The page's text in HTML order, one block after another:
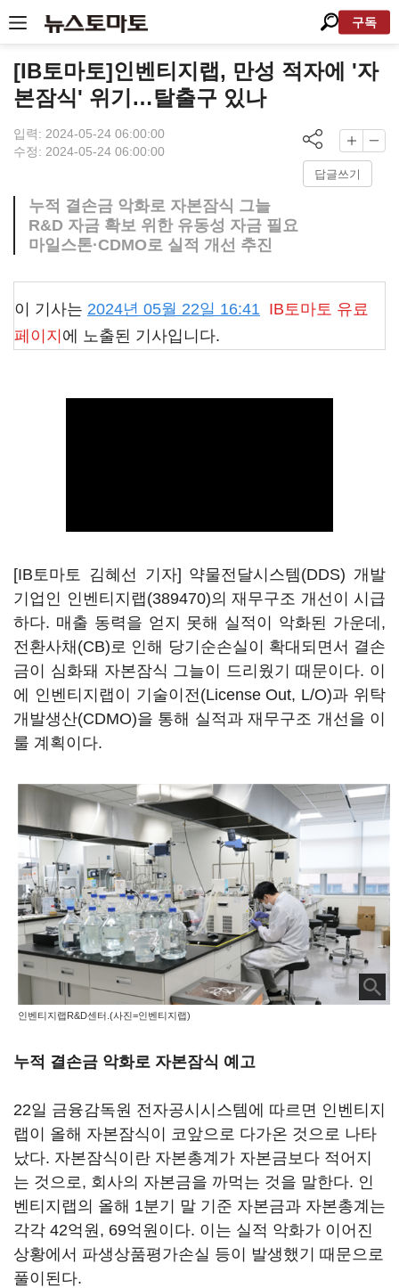
구독
[IB토마토]인벤티지랩, 만성 적자에 '자
본잠식' 위기…탈출구 있나
입력: 2024-05-24 06:00:00
수정: 2024-05-24 06:00:00
답글쓰기
누적 결손금 악화로 자본잠식 그늘
R&D 자금 확보 위한 유동성 자금 필요
마일스톤·CDMO로 실적 개선 추진
이 기사는 2024년 05월 22일 16:41 IB토마토 유료
페이지 에 노출된 기사입니다.
[IB토마토 김혜선 기자] 약물전달시스템(DDS) 개발
기업인 인벤티지랩(389470)의 재무구조 개선이 시급
하다. 매출 동력을 얻지 못해 실적이 악화된 가운데,
전환사채(CB)로 인해 당기순손실이 확대되면서 결손
금이 심화돼 자본잠식 그늘이 드리웠기 때문이다. 이
에 인벤티지랩이 기술이전(License Out, L/O)과 위탁
개발생산(CDMO)을 통해 실적과 재무구조 개선을 이
룰 계획이다.
인벤티지랩R&D센터.(사진=인벤티지랩)
누적 결손금 악화로 자본잠식 예고
22일 금융감독원 전자공시시스템에 따르면 인벤티지
랩이 올해 자본잠식이 코앞으로 다가온 것으로 나타
났다. 자본잠식이란 자본총계가 자본금보다 적어지
는 것으로, 회사의 자본금을 까먹는 것을 말한다. 인
벤티지랩의 올해 1분기 말 기준 자본금과 자본총계는
각각 42억원, 69억원이다. 이는 실적 악화가 이어진
상황에서 파생상품평가손실 등이 발생했기 때문으로
풀이된다.